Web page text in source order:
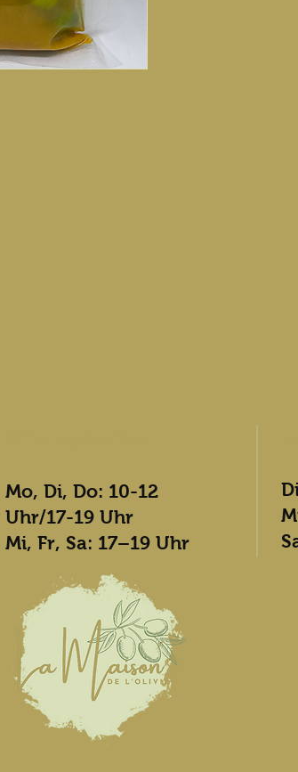
Mo, Di, Do: 10-12
Uhr/17-19 Uhr
Mi, Fr, Sa: 17–19 Uhr